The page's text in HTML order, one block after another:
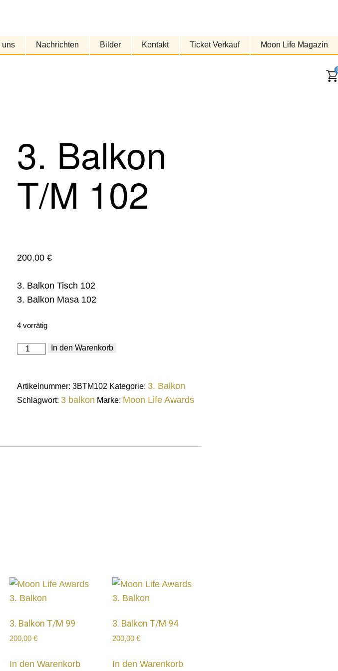
uns Nachrichten Bilder Kontakt Ticket Verkauf Moon Life Magazin
3. Balkon
T/M 102
200,00 €
3. Balkon Tisch 102
3. Balkon Masa 102
4 vorrätig
Balkon
Menge
In den Warenkorb
Artikelnummer: 3BTM102 Kategorie: 3. Balkon
Schlagwort: 3 balkon Marke: Moon Life Awards
3. Balkon T/M 99
200,00 €
In den Warenkorb
3. Balkon T/M 94
200,00€
In den Warenkorb